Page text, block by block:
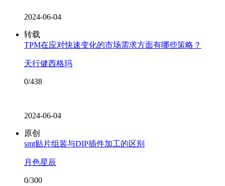
2024-06-04
转载
TPM在应对快速变化的市场需求方面有哪些策略？
天行健西格玛
0/438
2024-06-04
原创
smt贴片组装与DIP插件加工的区别
月色星辰
0/300